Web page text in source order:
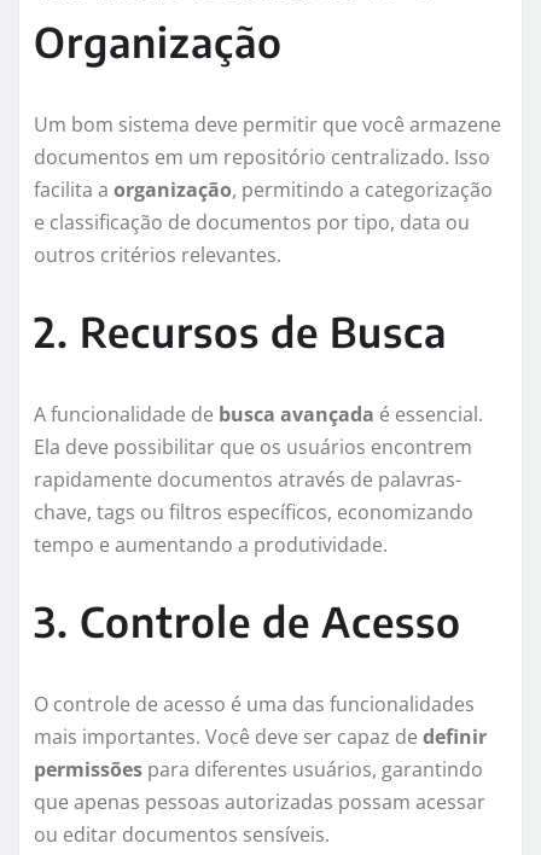
Organização
Um bom sistema deve permitir que você armazene
documentos em um repositório centralizado. Isso
facilita a organização, permitindo a categorização
e classificação de documentos por tipo, data ou
outros critérios relevantes.
2. Recursos de Busca
A funcionalidade de busca avançada é essencial.
Ela deve possibilitar que os usuários encontrem
rapidamente documentos através de palavras-
chave, tags ou filtros específicos, economizando
tempo e aumentando a produtividade.
3. Controle de Acesso
O controle de acesso é uma das funcionalidades
mais importantes. Você deve ser capaz de definir
permissões para diferentes usuários, garantindo
que apenas pessoas autorizadas possam acessar
ou editar documentos sensíveis.